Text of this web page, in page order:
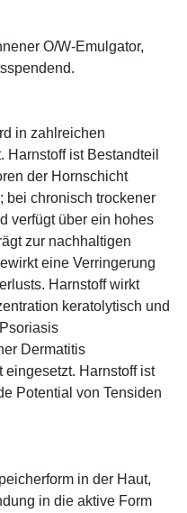
O/W-Emulgator,
in zahlreichen
Harnstoff ist Bestandteil
der Hornschicht
bei chronisch trockener
verfügt über ein hohes
zur nachhaltigen
eine Verringerung
Harnstoff wirkt
keratolytisch und
Dermatitis
eingesetzt. Harnstoff ist
Potential von Tensiden
in der Haut,
in die aktive Form